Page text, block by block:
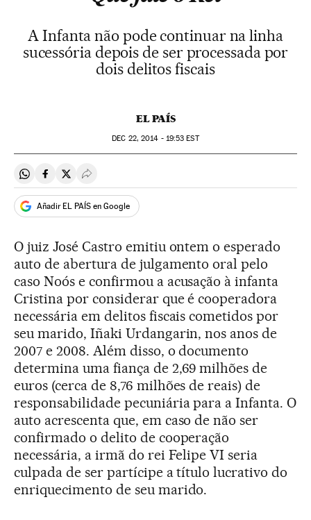
A Infanta não pode continuar na linha
sucessória depois de ser processada por
dois delitos fiscais
EL PAÍS
DEC 22, 2014 - 19:53 EST
Compartir en Whatsapp
Compartir en Facebook
Compartir en Twitter
Desplegar Redes Sociales
Añadir EL PAÍS en Google
O juiz José Castro emitiu ontem o esperado
auto de abertura de julgamento oral pelo
caso Noós e confirmou a acusação à infanta
Cristina por considerar que é cooperadora
necessária em delitos fiscais cometidos por
seu marido, Iñaki Urdangarin, nos anos de
2007 e 2008. Além disso, o documento
determina uma fiança de 2,69 milhões de
euros (cerca de 8,76 milhões de reais) de
responsabilidade pecuniária para a Infanta. O
auto acrescenta que, em caso de não ser
confirmado o delito de cooperação
necessária, a irmã do rei Felipe VI seria
culpada de ser partícipe a título lucrativo do
enriquecimento de seu marido.